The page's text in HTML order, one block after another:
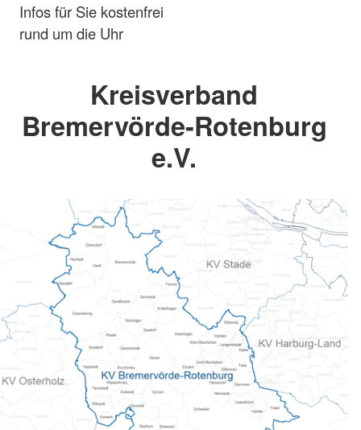
Infos für Sie kostenfrei
rund um die Uhr
Kreisverband
Bremervörde-Rotenburg
e.V.